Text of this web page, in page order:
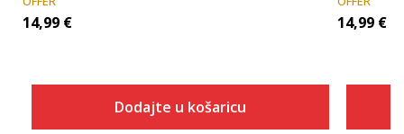
14,99 €
Dodajte u košaricu
14,99 €